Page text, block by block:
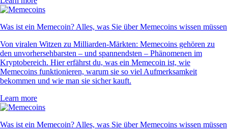
Was ist ein Memecoin? Alles, was Sie über Memecoins wissen müssen
Von viralen Witzen zu Milliarden-Märkten: Memecoins gehören zu
den unvorhersehbarsten – und spannendsten – Phänomenen im
Kryptobereich. Hier erfährst du, was ein Memecoin ist, wie
Memecoins funktionieren, warum sie so viel Aufmerksamkeit
bekommen und wie man sie sicher kauft.
Learn more
Was ist ein Memecoin? Alles, was Sie über Memecoins wissen müssen